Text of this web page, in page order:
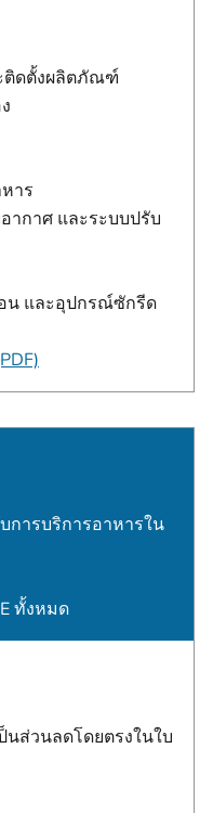
ติดตั้งผลิตภัณฑ์
าร
ากาศ และระบบปรับ
น และอุปกรณ์ซักรีด
ารบริการอาหารใน
ทั้งหมด
นส่วนลดโดยตรงในใบ